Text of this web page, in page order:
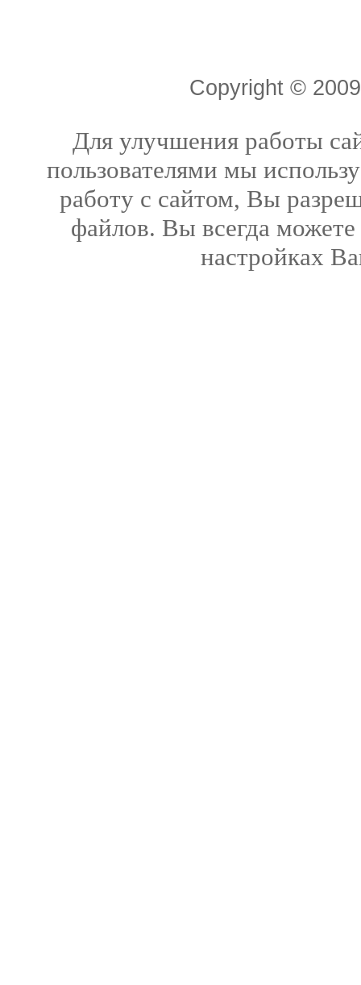
Copyright ©
Для улучшения работы
пользователями мы
работу с сайтом, Вы
файлов. Вы всегда
настройках